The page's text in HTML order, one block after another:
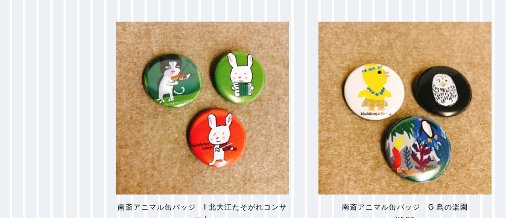
南斎アニマル缶バッジ I 北大江たそがれコンサ
南斎アニマル缶バッジ G 鳥の楽園